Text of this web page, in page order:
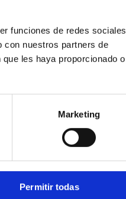
funciones de redes sociales
con nuestros partners de
les haya proporcionado o
Marketing
Permitir todas